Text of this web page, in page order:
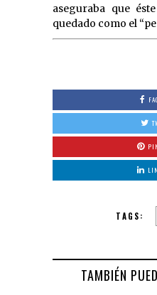
aseguraba que
quedado como el
TAGS:
TAMBIÉN